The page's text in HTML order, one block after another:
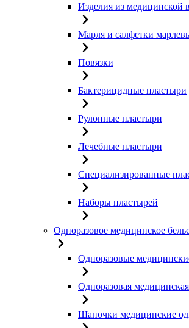
Изделия из медицинской
Марля и салфетки
Повязки
Бактерицидные пластыри
Рулонные пластыри
Лечебные пластыри
Специализированные
Наборы пластырей
Одноразовое медицинское
Одноразовые
Одноразовая
Шапочки медицинские